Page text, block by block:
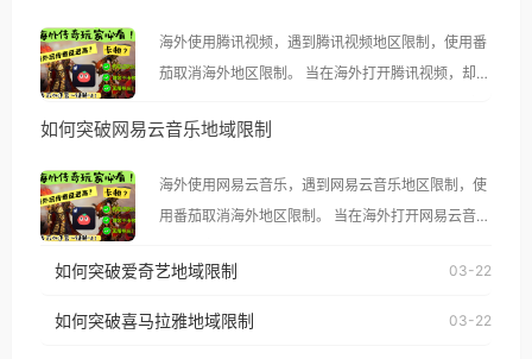
海外使用腾讯视频，遇到腾讯视频地区限制，使用番
茄取消海外地区限制。 当在海外打开腾讯视频，却突
示语。 海外用户如香港、澳门、台湾、美国、加拿
像其他音乐平台一样，出现地区及版权限制问题，且
仅能在中国大陆地区播放。 遇到这个问题的朋友们，
使用番茄回国加速器，即可解决「海外用户收听腾讯
台湾、美国、加拿大、澳大利亚、欧洲等国家和地区
如何突破网易云音乐地域限制
海外使用网易云音乐，遇到网易云音乐地区限制，使
用番茄取消海外地区限制。 当在海外打开网易云音
播放”的提示语。 海外用户如香港、澳门、台湾、美
国、加拿大、澳大利亚、欧洲等国家和地区时，网易
如何突破爱奇艺地域限制 03-22
如何突破喜马拉雅地域限制 03-22